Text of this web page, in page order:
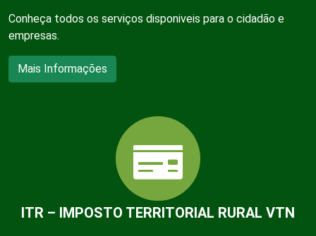
Conheça todos os serviços disponiveis para o cidadão e
empresas.
Mais Informações
ITR – IMPOSTO TERRITORIAL RURAL VTN